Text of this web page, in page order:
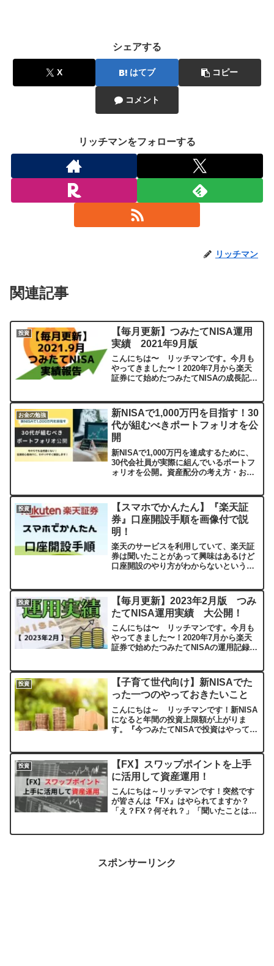
シェアする
X はてブ コピー
コメント
リッチマンをフォローする
リッチマン
関連記事
投資
【毎月更新】つみたてNISA運用
実績 2021年9月版
こんにちは〜 リッチマンです。今月も
やってきました〜！2020年7月から楽天
証券にて始めたつみたてNISAの成長記で
運用実績（2021年9月）2021年9...
お金の勉強
新NISAで1,000万円を目指す！30
代が組むべきポートフォリオを公
開
新NISAで1,000万円を達成するために、
30代会社員が実際に組んでいるポートフ
ォリオを公開。資産配分の考え方・おす
格化させたい方に必読の内容です。
投資
【スマホでかんたん】『楽天証
券』口座開設手順を画像付で説
明！
楽天のサービスを利用していて、楽天証
券は聞いたことがあって興味はあるけど
口座開設のやり方がわからないというこ
く説明していきます。PCがない人でもス
マホでかんたんに口座開...
投資
【毎月更新】2023年2月版 つみ
たてNISA運用実績 大公開！
こんにちは〜 リッチマンです。今月も
やってきました〜！2020年7月から楽天
証券で始めたつみたてNISAの運用記録で
運用実績（2023年2月）2023年2...
投資
【子育て世代向け】新NISAでた
った一つのやっておきたいこと
こんにちは～ リッチマンです！新NISA
になると年間の投資上限額が上がりま
す。『今つみたてNISAで投資はやってい
な人に向けて今回は、20～40代の子育て
世代に向け...
投資
【FX】スワップポイントを上手
に活用して資産運用！
こんにちは～リッチマンです！突然です
が皆さんは『FX』はやられてますか？
「え？FX？何それ？」「聞いたことはあ
スポンサーリンク